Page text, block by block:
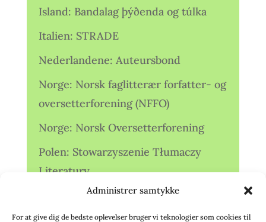
Administrer samtykke
For at give dig de bedste oplevelser bruger vi teknologier som cookies til
Island: Bandalag þýðenda og túlka
Italien: STRADE
Nederlandene: Auteursbond
Norge: Norsk faglitterær forfatter- og
oversetterforening (NFFO)
Norge: Norsk Oversetterforening
Polen: Stowarzyszenie Tłumaczy
Literatury
Storbritannien: Translators
Association (TA)